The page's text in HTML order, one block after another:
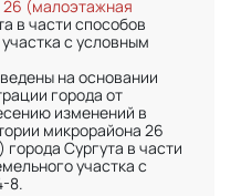
(малоэтажная
в части способов
с условным
на основании
города от
изменений в
микрорайона 26
Сургута в части
участка с
8.